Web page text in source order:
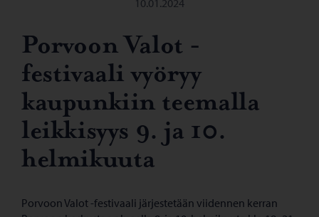
10.01.2024
Porvoon Valot -
festivaali vyöryy
kaupunkiin teemalla
leikkisyys 9. ja 10.
helmikuuta
Porvoon Valot -festivaali järjestetään viidennen kerran